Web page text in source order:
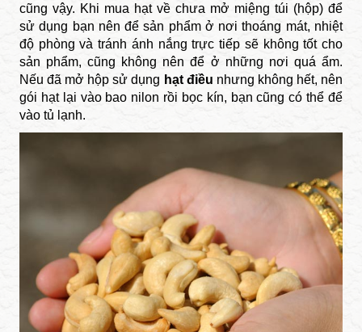
cũng vậy. Khi mua hạt về chưa mở miệng túi (hộp) để
sử dụng bạn nên để sản phẩm ở nơi thoáng mát, nhiệt
độ phòng và tránh ánh nắng trực tiếp sẽ không tốt cho
sản phẩm, cũng không nên để ở những nơi quá ẩm.
Nếu đã mở hộp sử dụng hạt điều nhưng không hết, nên
gói hạt lại vào bao nilon rồi bọc kín, bạn cũng có thể để
vào tủ lạnh.